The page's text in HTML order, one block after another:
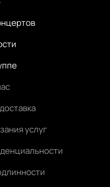
услуг